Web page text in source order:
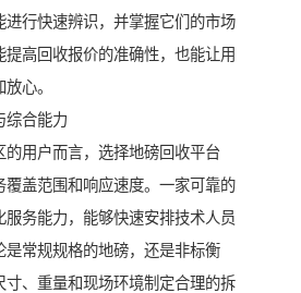
进行快速辨识，并掌握它们的市场
高回收报价的准确性，也能让用
心。
综合能力
的用户而言，选择地磅回收平台
覆盖范围和响应速度。一家可靠的
服务能力，能够快速安排技术人员
是常规规格的地磅，还是非标衡
寸、重量和现场环境制定合理的拆